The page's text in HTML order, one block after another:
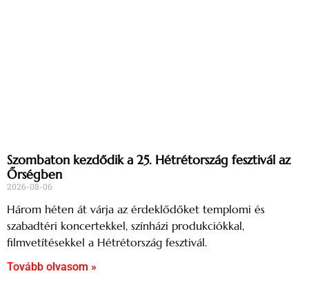
Szombaton kezdődik a 25. Hétrétország fesztivál az
Őrségben
2026-08-06
Három héten át várja az érdeklődőket templomi és
szabadtéri koncertekkel, színházi produkciókkal,
filmvetítésekkel a Hétrétország fesztivál.
Tovább olvasom »